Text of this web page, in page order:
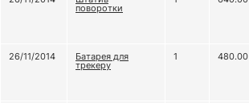
поворотки
26/11/2014
Батарея для
трекеру
1 480.00